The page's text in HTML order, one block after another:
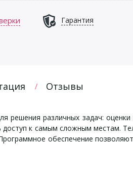
Гарантия
Отзывы
различных задач:
к самым сложным местам.
обеспечение